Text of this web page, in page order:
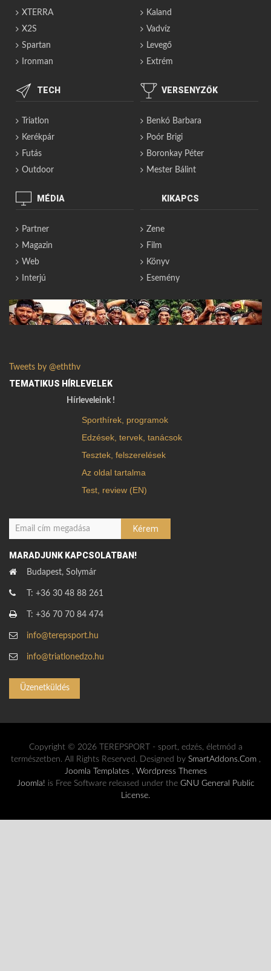
XTERRA
X2S
Spartan
Ironman
Kaland
Vadvíz
Levegő
Extrém
TECH
Triatlon
Kerékpár
Futás
Outdoor
VERSENYZŐK
Benkó Barbara
Poór Brigi
Boronkay Péter
Mester Bálint
MÉDIA
Partner
Magazin
Web
Interjú
KIKAPCS
Zene
Film
Könyv
Esemény
Tweets by @eththv
TEMATIKUS HÍRLEVELEK
Hírleveleink !
Sporthírek, programok
Edzések, tervek, tanácsok
Tesztek, felszerelések
Az oldal tartalma
Test, review (EN)
MARADJUNK KAPCSOLATBAN!
Budapest, Solymár
T: +36 30 48 88 261
T: +36 70 70 84 474
info@terepsport.hu
info@triatlonedzo.hu
Üzenetküldés
Copyright © 2026 TEREPSPORT - sport, edzés, életmód a
természetben. All Rights Reserved. Designed by SmartAddons.Com,
Joomla Templates, Wordpress Themes
Joomla! is Free Software released under the GNU General Public
License.